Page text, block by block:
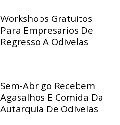
Workshops Gratuitos
Para Empresários De
Regresso A Odivelas
Sem-Abrigo Recebem
Agasalhos E Comida Da
Autarquia De Odivelas